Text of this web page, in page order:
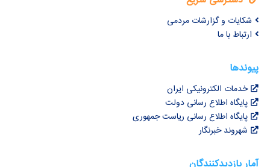
شکایات و گزارشات مردمی
ارتباط با ما
پیوندها
خدمات الکترونیکی ایران
پایگاه اطلاع رسانی دولت
پایگاه اطلاع رسانی ریاست جمهوری
شهروند خبرنگار